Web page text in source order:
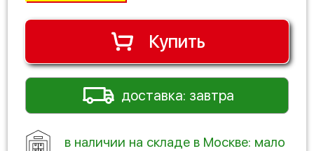
Купить
доставка: завтра
в наличии на складе в Москве: мало